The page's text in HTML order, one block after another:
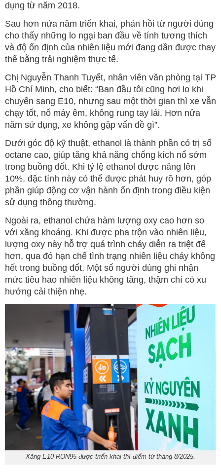
dụng từ năm 2018.
Sau hơn nửa năm triển khai, phản hồi từ người dùng
cho thấy những lo ngại ban đầu về tính tương thích
và độ ổn định của nhiên liệu mới đang dần được thay
thế bằng trải nghiệm thực tế.
Chị Nguyễn Thanh Tuyết, nhân viên văn phòng tại TP
Hồ Chí Minh, cho biết: “Ban đầu tôi cũng hơi lo khi
chuyển sang E10, nhưng sau một thời gian thì xe vẫn
chạy tốt, nổ máy êm, không rung tay lái. Hơn nửa
năm sử dụng, xe không gặp vấn đề gì”.
Dưới góc độ kỹ thuật, ethanol là thành phần có trị số
octane cao, giúp tăng khả năng chống kích nổ sớm
trong buồng đốt. Khi tỷ lệ ethanol được nâng lên
10%, đặc tính này có thể được phát huy rõ hơn, góp
phần giúp động cơ vận hành ổn định trong điều kiện
sử dụng thông thường.
Ngoài ra, ethanol chứa hàm lượng oxy cao hơn so
với xăng khoáng. Khi được pha trộn vào nhiên liệu,
lượng oxy này hỗ trợ quá trình cháy diễn ra triệt để
hơn, qua đó hạn chế tình trạng nhiên liệu cháy không
hết trong buồng đốt. Một số người dùng ghi nhận
mức tiêu hao nhiên liệu không tăng, thậm chí có xu
hướng cải thiện nhẹ.
Xăng E10 RON95 được triển khai thí điểm từ tháng 8/2025.